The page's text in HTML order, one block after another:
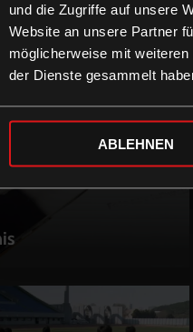
und die Zugriffe auf unsere
Website an unsere Partner
möglicherweise mit
der Dienste gesammelt
ABLEHNEN